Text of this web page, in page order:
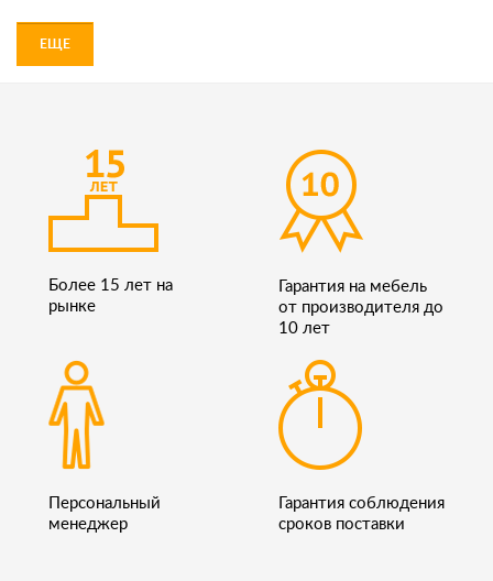
ЕЩЕ
Более 15 лет на
рынке
Гарантия на мебель
от производителя до
10 лет
Персональный
менеджер
Гарантия соблюдения
сроков поставки